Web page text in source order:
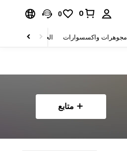
0
0
مجوهرات واكسسوارات الحقائب والأمتعة
متابع